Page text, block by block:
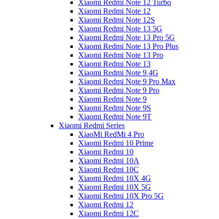
Xiaomi Redmi Note 12 Turbo
Xiaomi Redmi Note 12
Xiaomi Redmi Note 12S
Xiaomi Redmi Note 13 5G
Xiaomi Redmi Note 13 Pro 5G
Xiaomi Redmi Note 13 Pro Plus
Xiaomi Redmi Note 13 Pro
Xiaomi Redmi Note 13
Xiaomi Redmi Note 9 4G
Xiaomi Redmi Note 9 Pro Max
Xiaomi Redmi Note 9 Pro
Xiaomi Redmi Note 9
Xiaomi Redmi Note 9S
Xiaomi Redmi Note 9T
Xiaomi Redmi Series
XiaoMi RedMi 4 Pro
Xiaomi Redmi 10 Prime
Xiaomi Redmi 10
Xiaomi Redmi 10A
Xiaomi Redmi 10C
Xiaomi Redmi 10X 4G
Xiaomi Redmi 10X 5G
Xiaomi Redmi 10X Pro 5G
Xiaomi Redmi 12
Xiaomi Redmi 12C